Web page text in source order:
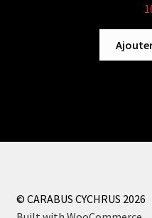
© CARABUS CYCHRUS 2026